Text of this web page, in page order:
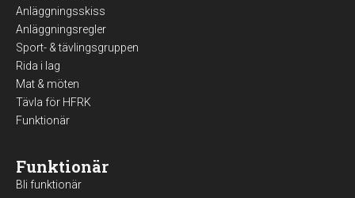
Anläggningsskiss
Anläggningsregler
Sport- & tävlingsgruppen
Rida i lag
Mat & möten
Tävla för HFRK
Funktionär
Funktionär
Bli funktionär